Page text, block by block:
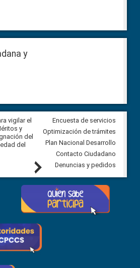
y
vigilar el
y
del
del
Veeduría Ciudadana para
construcción del asfaltado de
Ballenita del cantón Santa
7 agosto, 2026
Next
Encuesta de servicios
Optimización de trámites
Plan Nacional Desarrollo
Contacto Ciudadano
Denuncias y pedidos